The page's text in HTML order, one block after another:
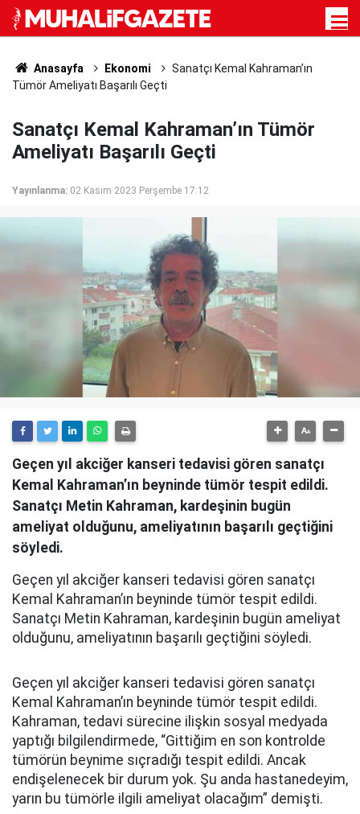
Anasayfa Ekonomi
Sanatçı Kemal Kahraman’ın
Tümör Ameliyatı Başarılı Geçti
Sanatçı Kemal Kahraman’ın Tümör
Ameliyatı Başarılı Geçti
Yayınlanma: 02 Kasım 2023 Perşembe 17:12
Geçen yıl akciğer kanseri tedavisi gören sanatçı
Kemal Kahraman’ın beyninde tümör tespit edildi.
Sanatçı Metin Kahraman, kardeşinin bugün
ameliyat olduğunu, ameliyatının başarılı geçtiğini
söyledi.
Geçen yıl akciğer kanseri tedavisi gören sanatçı
Kemal Kahraman’ın beyninde tümör tespit edildi.
Sanatçı Metin Kahraman, kardeşinin bugün ameliyat
olduğunu, ameliyatının başarılı geçtiğini söyledi.
Geçen yıl akciğer kanseri tedavisi gören sanatçı
Kemal Kahraman’ın beyninde tümör tespit edildi.
Kahraman, tedavi sürecine ilişkin sosyal medyada
yaptığı bilgilendirmede, “Gittiğim en son kontrolde
tümörün beynime sıçradığı tespit edildi. Ancak
endişelenecek bir durum yok. Şu anda hastanedeyim,
yarın bu tümörle ilgili ameliyat olacağım” demişti.